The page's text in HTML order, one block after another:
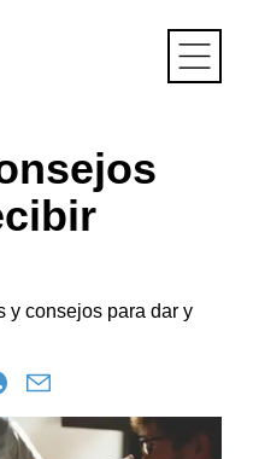
y consejos para dar y